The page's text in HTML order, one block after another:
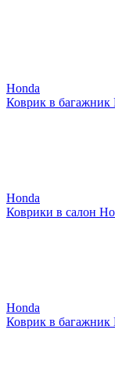
Honda
Коврик в багажник
Honda
Коврики в салон
Honda
Коврик в багажник